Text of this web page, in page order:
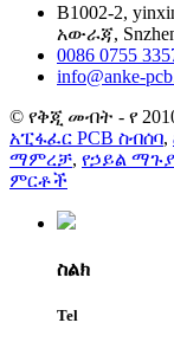
B1002-2,
አውራጃ,
0086 0755
info@anke-
© የቅጂ መብት - የ
አፒፋፈር PCB ስብሰባ,
ማምረቻ, የኃይል
ምርቶች
ስልክ
Tel